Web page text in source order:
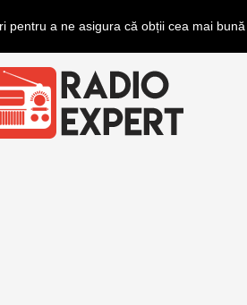
pentru a ne asigura că obții cea mai